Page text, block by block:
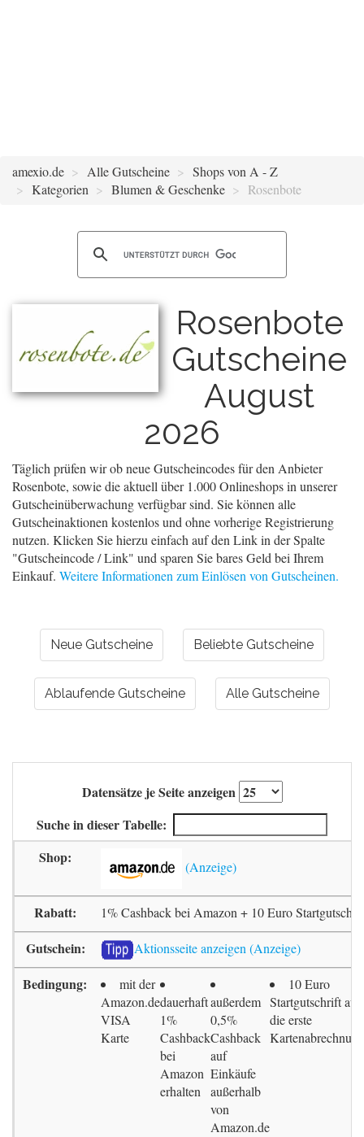
amexio.de Alle Gutscheine
Shops von A - Z
Kategorien
Blumen & Geschenke Rosenbote
Rosenbote
Gutscheine
August
2026
Täglich prüfen wir ob neue Gutscheincodes für den Anbieter
Rosenbote, sowie die aktuell über 1.000 Onlineshops in unserer
Gutscheinüberwachung verfügbar sind. Sie können alle
Gutscheinaktionen kostenlos und ohne vorherige Registrierung
nutzen. Klicken Sie hierzu einfach auf den Link in der Spalte
"Gutscheincode / Link" und sparen Sie bares Geld bei Ihrem
Einkauf. Weitere Informationen zum Einlösen von Gutscheinen.
Neue Gutscheine Beliebte Gutscheine
Ablaufende Gutscheine Alle Gutscheine
Datensätze je Seite anzeigen
Suche in dieser Tabelle:
1% Cashback bei Amazon + 10 Euro
Aktionsseite anzeigen
mit der
Amazon.de
VISA
Karte
dauerhaft
1%
Cashback
bei
Amazon
erhalten
außerdem
0,5%
Cashback
auf
Einkäufe
außerhalb
von
Amazon.de
10 Euro
Startgutschrift auf
die erste
Kartenabrechnung